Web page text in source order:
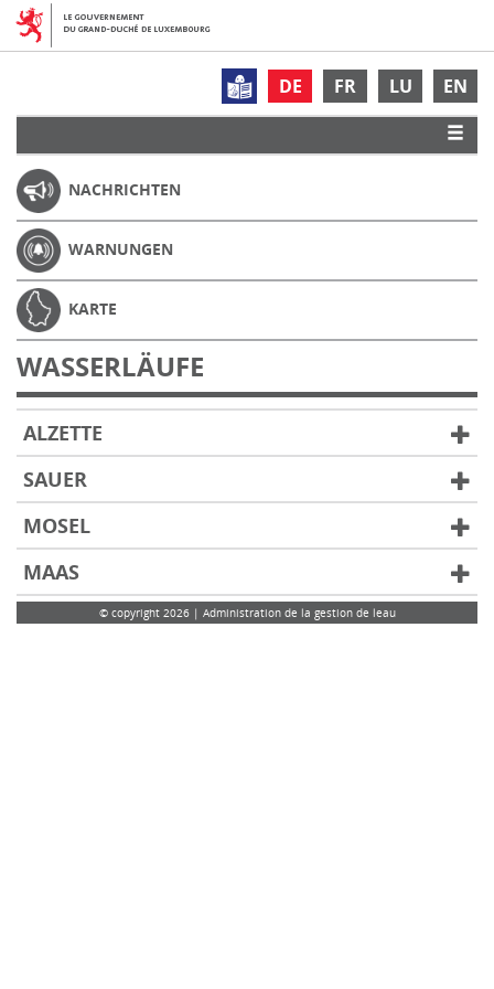
DE FR LU EN
NACHRICHTEN
WARNUNGEN
KARTE
WASSERLÄUFE
ALZETTE
SAUER
MOSEL
MAAS
© copyright 2026 | Administration de la gestion de leau